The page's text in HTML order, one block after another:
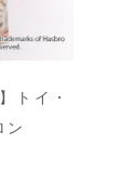
トイ・
ン